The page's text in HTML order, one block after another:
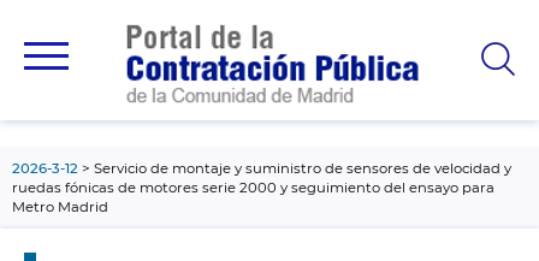
principal
2026-3-12
Servicio de montaje y suministro de sensores de velocidad y
ruedas fónicas de motores serie 2000 y seguimiento del ensayo para
Metro Madrid